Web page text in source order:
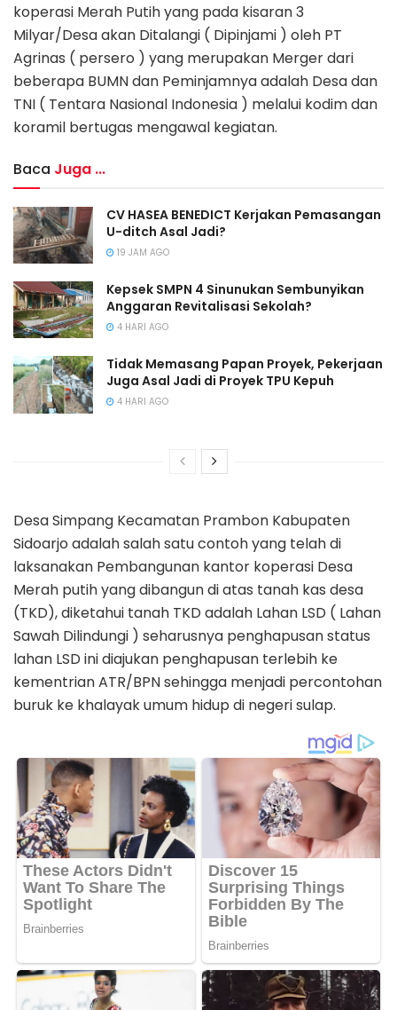
koperasi Merah Putih yang pada kisaran 3
Milyar/Desa akan Ditalangi ( Dipinjami ) oleh PT
Agrinas ( persero ) yang merupakan Merger dari
beberapa BUMN dan Peminjamnya adalah Desa dan
TNI ( Tentara Nasional Indonesia ) melalui kodim dan
koramil bertugas mengawal kegiatan.
Baca Juga ...
CV HASEA BENEDICT Kerjakan Pemasangan
U-ditch Asal Jadi?
19 JAM AGO
Kepsek SMPN 4 Sinunukan Sembunyikan
Anggaran Revitalisasi Sekolah?
4 HARI AGO
Tidak Memasang Papan Proyek, Pekerjaan
Juga Asal Jadi di Proyek TPU Kepuh
4 HARI AGO
Desa Simpang Kecamatan Prambon Kabupaten
Sidoarjo adalah salah satu contoh yang telah di
laksanakan Pembangunan kantor koperasi Desa
Merah putih yang dibangun di atas tanah kas desa
(TKD), diketahui tanah TKD adalah Lahan LSD ( Lahan
Sawah Dilindungi ) seharusnya penghapusan status
lahan LSD ini diajukan penghapusan terlebih ke
kementrian ATR/BPN sehingga menjadi percontohan
buruk ke khalayak umum hidup di negeri sulap.